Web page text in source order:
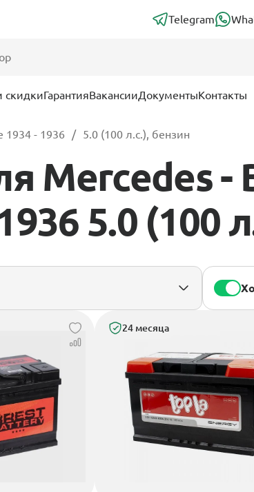
Telegram
скидкиГарантияВакансииДокументыКонтакты
1934 - 1936 5.0 (100 л.с.), бензин
Mercedes -
5.0 (100
24 месяца